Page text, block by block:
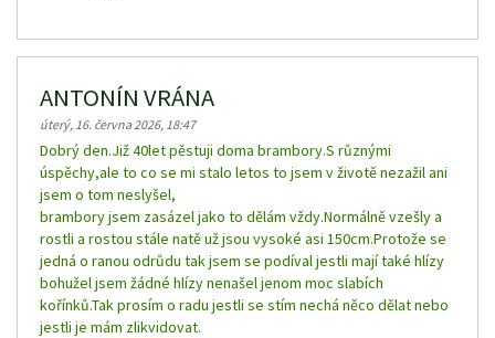
ANTONÍN VRÁNA
úterý, 16. června 2026, 18:47
Dobrý den.Již 40let pěstuji doma brambory.S různými
úspěchy,ale to co se mi stalo letos to jsem v životě nezažil ani
jsem o tom neslyšel,
brambory jsem zasázel jako to dělám vždy.Normálně vzešly a
rostli a rostou stále natě už jsou vysoké asi 150cm.Protože se
jedná o ranou odrůdu tak jsem se podíval jestli mají také hlízy
bohužel jsem žádné hlízy nenašel jenom moc slabích
kořínků.Tak prosím o radu jestli se stím nechá něco dělat nebo
jestli je mám zlikvidovat.